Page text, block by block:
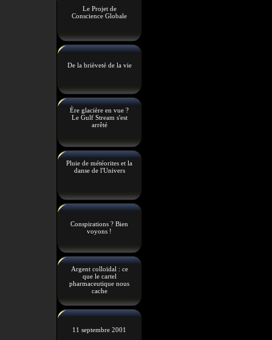
Le Projet de
Conscience Globale
De la brièveté de la vie
Ère glacière en vue ?
Le Gulf Stream s'est
arrêté
Pluie de météorites et la
danse de l'Univers
Conspirations ? Bien
voyons !
Argent colloïdal : ce
que le cartel
pharmaceutique nous
cache
11 septembre 2001